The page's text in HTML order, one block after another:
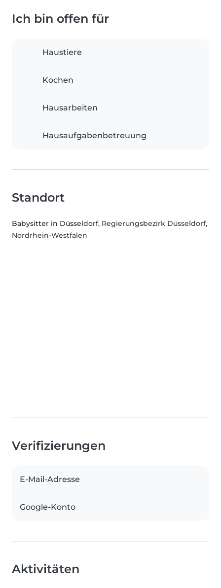
Ich bin offen für
Haustiere
Kochen
Hausarbeiten
Hausaufgabenbetreuung
Standort
Babysitter in Düsseldorf, Regierungsbezirk Düsseldorf,
Nordrhein-Westfalen
Verifizierungen
E-Mail-Adresse
Google-Konto
Aktivitäten